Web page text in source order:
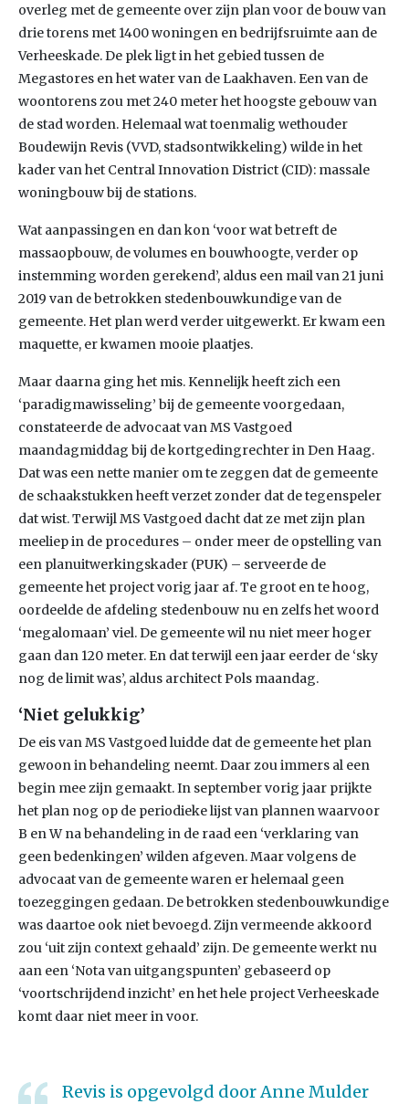
overleg met de gemeente over zijn plan voor de bouw van
drie torens met 1400 woningen en bedrijfsruimte aan de
Verheeskade. De plek ligt in het gebied tussen de
Megastores en het water van de Laakhaven. Een van de
woontorens zou met 240 meter het hoogste gebouw van
de stad worden. Helemaal wat toenmalig wethouder
Boudewijn Revis (VVD, stadsontwikkeling) wilde in het
kader van het Central Innovation District (CID): massale
woningbouw bij de stations.
Wat aanpassingen en dan kon ‘voor wat betreft de
massaopbouw, de volumes en bouwhoogte, verder op
instemming worden gerekend’, aldus een mail van 21 juni
2019 van de betrokken stedenbouwkundige van de
gemeente. Het plan werd verder uitgewerkt. Er kwam een
maquette, er kwamen mooie plaatjes.
Maar daarna ging het mis. Kennelijk heeft zich een
‘paradigmawisseling’ bij de gemeente voorgedaan,
constateerde de advocaat van MS Vastgoed
maandagmiddag bij de kortgedingrechter in Den Haag.
Dat was een nette manier om te zeggen dat de gemeente
de schaakstukken heeft verzet zonder dat de tegenspeler
dat wist. Terwijl MS Vastgoed dacht dat ze met zijn plan
meeliep in de procedures – onder meer de opstelling van
een planuitwerkingskader (PUK) – serveerde de
gemeente het project vorig jaar af. Te groot en te hoog,
oordeelde de afdeling stedenbouw nu en zelfs het woord
‘megalomaan’ viel. De gemeente wil nu niet meer hoger
gaan dan 120 meter. En dat terwijl een jaar eerder de ‘sky
nog de limit was’, aldus architect Pols maandag.
‘Niet gelukkig’
De eis van MS Vastgoed luidde dat de gemeente het plan
gewoon in behandeling neemt. Daar zou immers al een
begin mee zijn gemaakt. In september vorig jaar prijkte
het plan nog op de periodieke lijst van plannen waarvoor
B en W na behandeling in de raad een ‘verklaring van
geen bedenkingen’ wilden afgeven. Maar volgens de
advocaat van de gemeente waren er helemaal geen
toezeggingen gedaan. De betrokken stedenbouwkundige
was daartoe ook niet bevoegd. Zijn vermeende akkoord
zou ‘uit zijn context gehaald’ zijn. De gemeente werkt nu
aan een ‘Nota van uitgangspunten’ gebaseerd op
‘voortschrijdend inzicht’ en het hele project Verheeskade
komt daar niet meer in voor.
Revis is opgevolgd door Anne Mulder